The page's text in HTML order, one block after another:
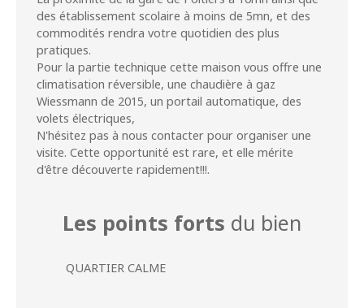
des établissement scolaire à moins de 5mn, et des
commodités rendra votre quotidien des plus
pratiques.
Pour la partie technique cette maison vous offre une
climatisation réversible, une chaudière à gaz
Wiessmann de 2015, un portail automatique, des
volets électriques,
N'hésitez pas à nous contacter pour organiser une
visite. Cette opportunité est rare, et elle mérite
d'être découverte rapidement!!!.
Les points forts du bien
QUARTIER CALME